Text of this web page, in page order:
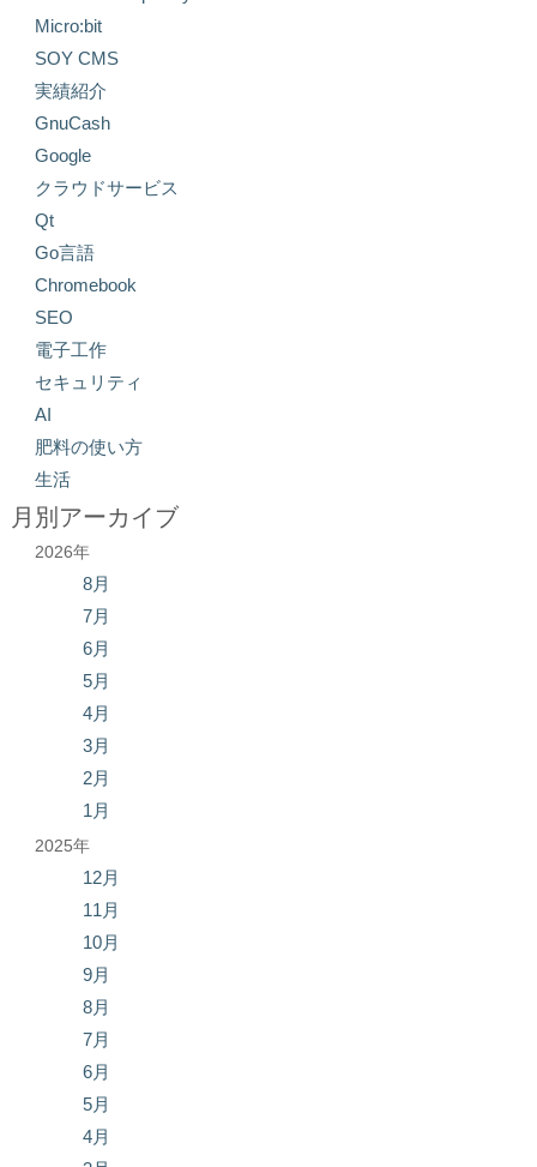
Micro:bit
SOY CMS
実績紹介
GnuCash
Google
クラウドサービス
Qt
Go言語
Chromebook
SEO
電子工作
セキュリティ
AI
肥料の使い方
生活
月別アーカイブ
2026年
8月
7月
6月
5月
4月
3月
2月
1月
2025年
12月
11月
10月
9月
8月
7月
6月
5月
4月